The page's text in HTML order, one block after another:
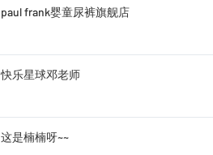
paul frank婴童尿裤旗舰店
快乐星球邓老师
这是楠楠呀~~